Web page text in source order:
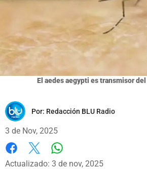
El aedes aegypti es transmisor
Por: Redacción BLU Radio
3 de Nov, 2025
Facebook
X
Actualizado: 3 de nov, 2025